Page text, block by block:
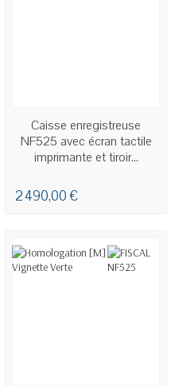
EN STOCK
Caisse enregistreuse
NF525 avec écran tactile
imprimante et tiroir...
2 490,00 €